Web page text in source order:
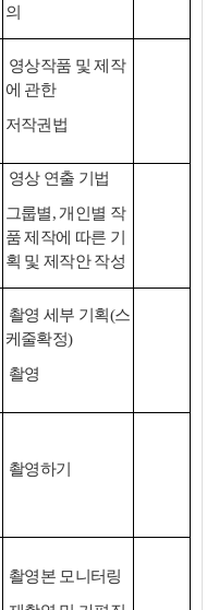
의
영상작품 및 제작
에 관한
저작권법
영상 연출 기법
그룹별, 개인별 작
품 제작에 따른 기
획 및 제작안 작성
촬영 세부 기획(스
케줄확정)
촬영
촬영하기
촬영본 모니터링